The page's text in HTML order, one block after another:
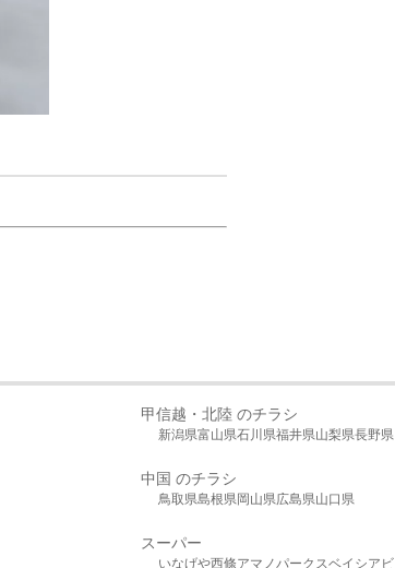
甲信越・北陸 のチラシ
新潟県富山県石川県福井県山梨県長野県
中国 のチラシ
鳥取県島根県岡山県広島県山口県
スーパー
いなげや西條アマノパークスベイシア